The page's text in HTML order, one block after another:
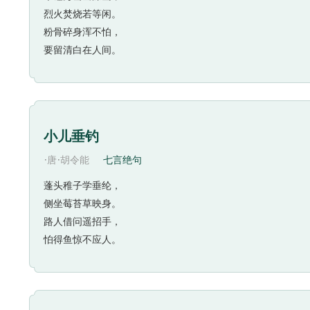
耳听两岸的猿啼声，又看见两旁的山影，猿啼声不止
片”，这就是李白在出峡时为猿声山影所感受的情景。
赞：“妙在第三句，能使通首精神飞越。”（《札朴》）
入坦途，诗人历尽艰险、进入康庄旅途的快感，也自
达，又是人生经验的总结，因物兴感，精妙无伦。
这首诗写的是从白帝城到江陵一天之内的行程情况
郎，抛妻别子，走向长途，忽然遇赦，得以归家，心
受到他的心情和兴奋的情绪。
烈火焚烧若等闲。
粉骨碎身浑不怕，
要留清白在人间。
小儿垂钓
·唐·胡令能 七言绝句
蓬头稚子学垂纶，
侧坐莓苔草映身。
路人借问遥招手，
怕得鱼惊不应人。